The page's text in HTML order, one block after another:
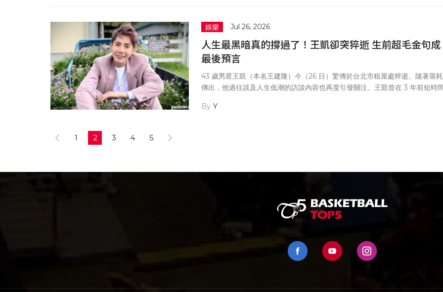
娛樂 Jul 26, 2026
人生最黑暗真的撐過了！王凱卻突猝逝 生前超毛金句成
最後預言
43 歲男星王凱（本名王建隆）今（26 日）驚傳於台北市租屋處猝逝。隨著噩耗
傳出，他過往談及人生低潮的訪談內容也再度引發關注。王凱曾在 3 年前短時
創之下不幸罹患憂鬱症，並接受長達 1 年半的心理諮商。他曾坦言那段時期是人
Y
1 2 3 4 5